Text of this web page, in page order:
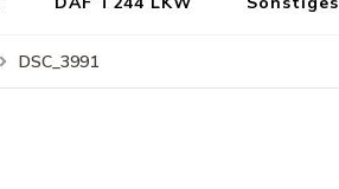
DSC_3991